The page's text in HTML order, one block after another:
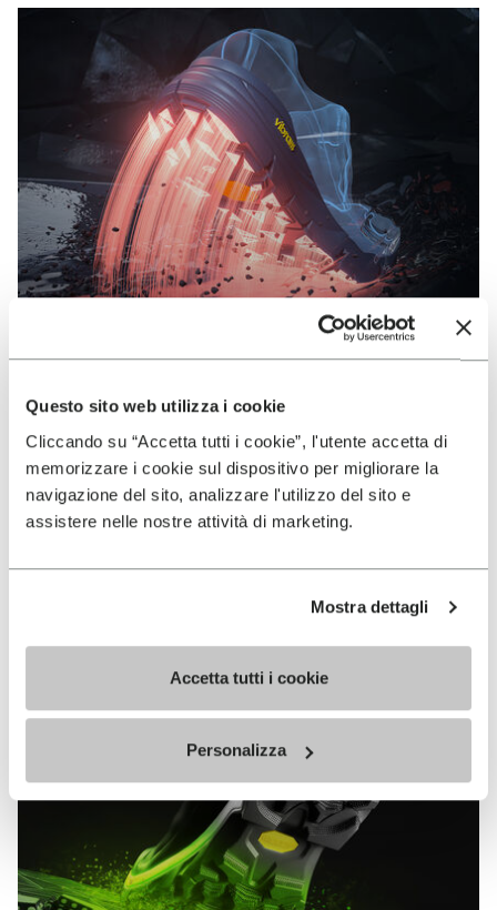
Questo sito web utilizza i cookie
Cliccando su “Accetta tutti i cookie”, l'utente accetta di
memorizzare i cookie sul dispositivo per migliorare la
navigazione del sito, analizzare l'utilizzo del sito e
assistere nelle nostre attività di marketing.
Mostra dettagli
Accetta tutti i cookie
Personalizza
MEGAGRIP
EN SAVOIR PLUS
Vibram Megagrip est un composé de gomme hautes